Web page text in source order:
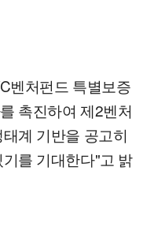
벤처펀드 특별보증
촉진하여 제2벤처
계 기반을 공고히
를 기대한다"고 밝